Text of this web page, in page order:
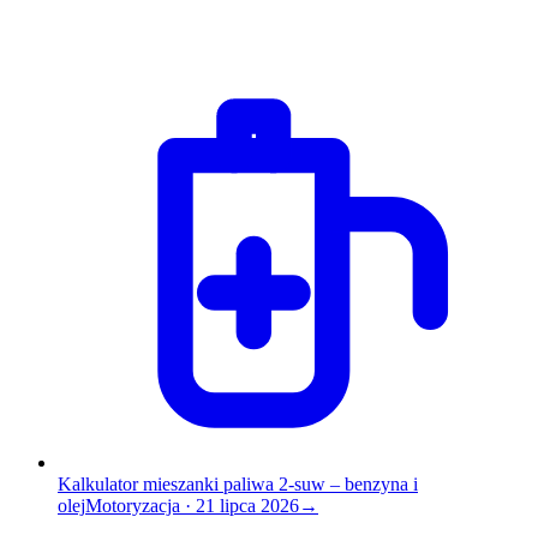
Kalkulator mieszanki paliwa 2-suw – benzyna i
olejMotoryzacja · 21 lipca 2026→